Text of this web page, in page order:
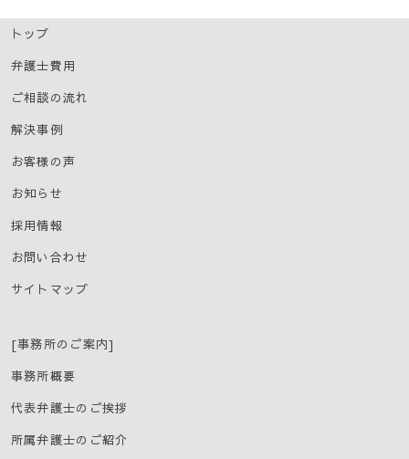
トップ
弁護士費用
ご相談の流れ
解決事例
お客様の声
お知らせ
採用情報
お問い合わせ
サイトマップ
[事務所のご案内]
事務所概要
代表弁護士のご挨拶
所属弁護士のご紹介